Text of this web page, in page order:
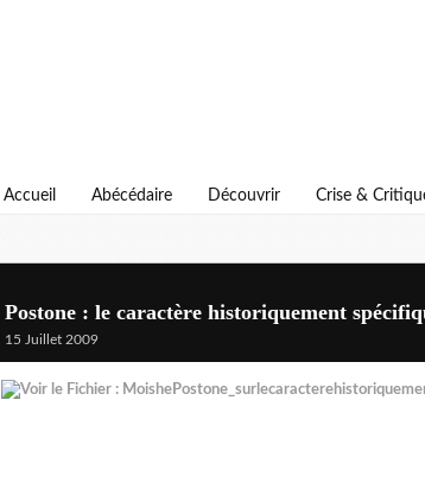
Accueil Abécédaire Découvrir Crise &
Postone : le caractère historiquement
15 Juillet 2009
Voir le Fichier :